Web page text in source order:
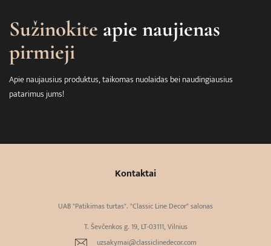
Sužinokite apie naujienas
pirmieji
Apie naujausius produktus, taikomas nuolaidas bei naudingiausius
patarimus jums!
Kontaktai
UAB "Patikimas turtas". "Classic Line Decor" salonas
T. Ševčenkos g. 19, LT-03111, Vilnius
uzsakymai@classiclinedecor.com